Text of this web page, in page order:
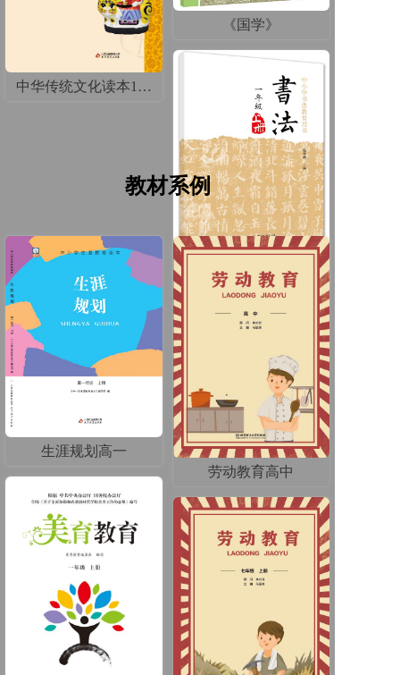
中华传统文化读本1年级
《国学》
《书法》
生涯规划高一
劳动教育高中
教材系例